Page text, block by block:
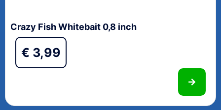
Crazy Fish Whitebait 0,8 inch
€ 3,99